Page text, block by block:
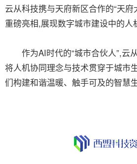
云从科技携与天府新区合作的“天府
重磅亮相,展现数字城市建设中的人
作为AI时代的“城市合伙人”,云
将人机协同理念与技术贯穿于城市
们构建和谐温暖、触手可及的智慧生